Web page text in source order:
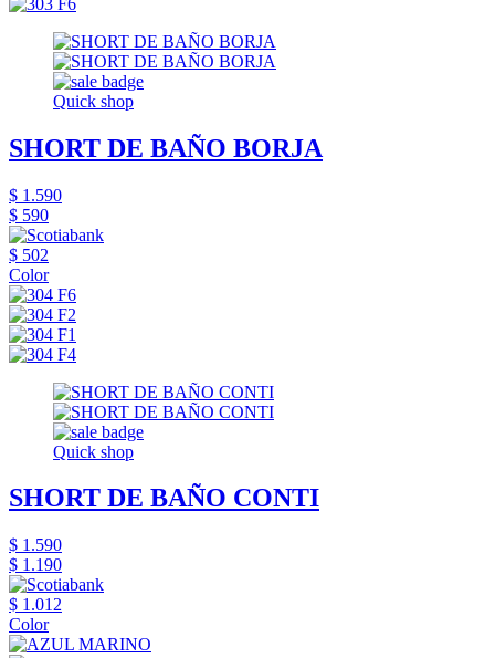
Quick shop
SHORT DE BAÑO BORJA
$ 1.590
$ 590
$ 502
Color
Quick shop
SHORT DE BAÑO CONTI
$ 1.590
$ 1.190
$ 1.012
Color